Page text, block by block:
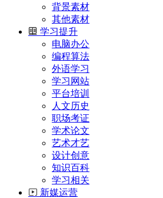
背景素材
其他素材
学习提升
电脑办公
编程算法
外语学习
学习网站
平台培训
人文历史
职场考证
学术论文
艺术才艺
设计创意
知识百科
学习相关
新媒运营